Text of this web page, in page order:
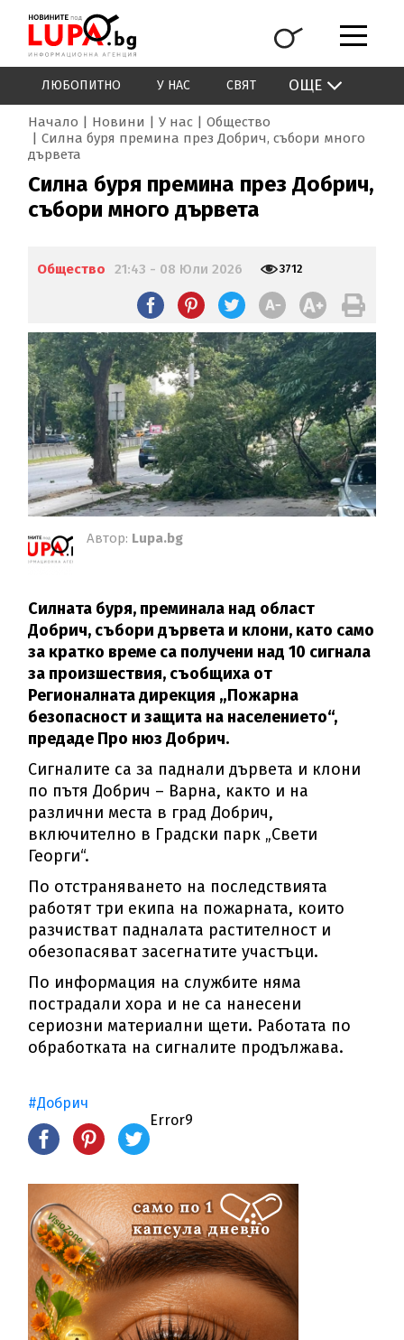
ЛЮБОПИТНО У НАС СВЯТ ОЩЕ
Начало Новини У нас
Общество
Силна буря премина през Добрич, събори много
дървета
Силна буря премина през Добрич,
събори много дървета
Общество 21:43 - 08 Юли 2026 3712
Автор: Lupa.bg
Силната буря, преминала над област
Добрич, събори дървета и клони, като само
за кратко време са получени над 10 сигнала
за произшествия, съобщиха от
Регионалната дирекция „Пожарна
безопасност и защита на населението“,
предаде Про нюз Добрич.
Сигналите са за паднали дървета и клони
по пътя Добрич – Варна, както и на
различни места в град Добрич,
включително в Градски парк „Свети
Георги“.
По отстраняването на последствията
работят три екипа на пожарната, които
разчистват падналата растителност и
обезопасяват засегнатите участъци.
По информация на службите няма
пострадали хора и не са нанесени
сериозни материални щети. Работата по
обработката на сигналите продължава.
#Добрич
Error9